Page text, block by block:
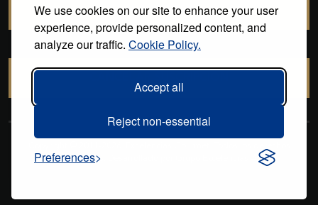
We use cookies on our site to enhance your user
experience, provide personalized content, and
analyze our traffic. Cookie Policy.
Accept all
Reject non-essential
Preferences
SUSCRIBIRSE
reservados. Desarrollado por
.